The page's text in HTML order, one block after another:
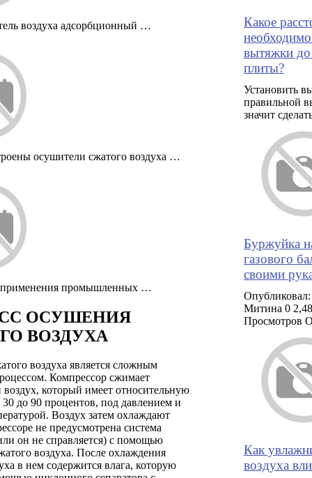
воздуха адсорбционный …
осушители сжатого воздуха …
промышленных …
ОСУШЕНИЯ
ВОЗДУХА
воздуха является сложным
Компрессор сжимает
который имеет относительную
30 до 90 процентов, под давлением и
Воздух затем охлаждают
не предусмотрена система
он не справляется) с помощью
воздуха. После охлаждения
в нем содержится влага, которую
Какое
вытяжки до
плиты?
Установить
правильной
значит
Буржуйка
газового
своими
Митина 0
Просмотров
Как
воздуха